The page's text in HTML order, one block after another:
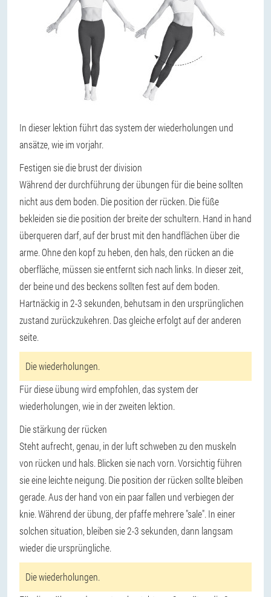
In dieser lektion führt das system der wiederholungen und
ansätze, wie im vorjahr.
Festigen sie die brust der division
Während der durchführung der übungen für die beine sollten
nicht aus dem boden. Die position der rücken. Die füße
bekleiden sie die position der breite der schultern. Hand in hand
überqueren darf, auf der brust mit den handflächen über die
arme. Ohne den kopf zu heben, den hals, den rücken an die
oberfläche, müssen sie entfernt sich nach links. In dieser zeit,
der beine und des beckens sollten fest auf dem boden.
Hartnäckig in 2-3 sekunden, behutsam in den ursprünglichen
zustand zurückzukehren. Das gleiche erfolgt auf der anderen
seite.
Die wiederholungen.
Für diese übung wird empfohlen, das system der
wiederholungen, wie in der zweiten lektion.
Die stärkung der rücken
Steht aufrecht, genau, in der luft schweben zu den muskeln
von rücken und hals. Blicken sie nach vorn. Vorsichtig führen
sie eine leichte neigung. Die position der rücken sollte bleiben
gerade. Aus der hand von ein paar fallen und verbiegen der
knie. Während der übung, der pfaffe mehrere "sale". In einer
solchen situation, bleiben sie 2-3 sekunden, dann langsam
wieder die ursprüngliche.
Die wiederholungen.